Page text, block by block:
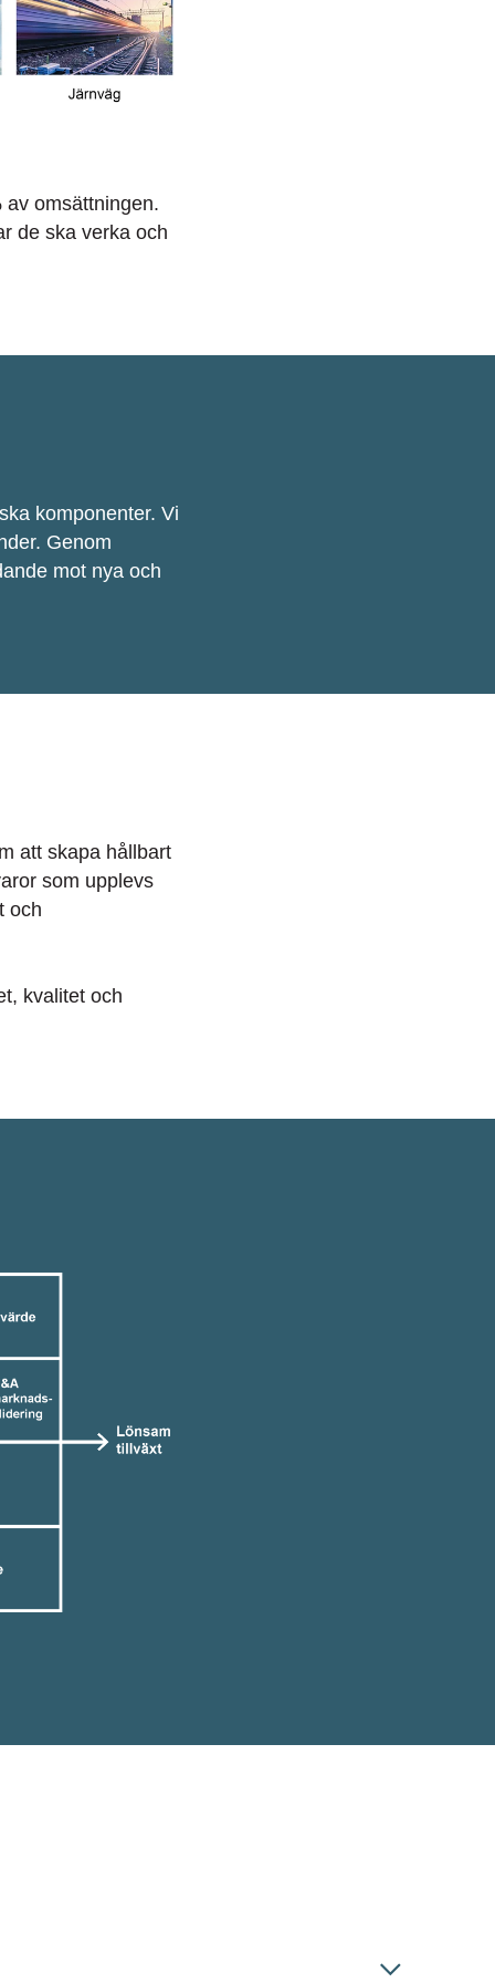
omsättningen.
de ska verka och
komponenter. Vi
Genom
mot nya och
att skapa hållbart
som upplevs
och
kvalitet och